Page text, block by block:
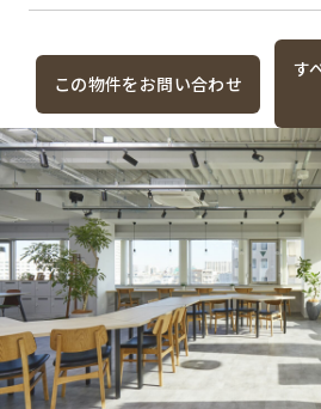
この物件をお問い合わせ
す